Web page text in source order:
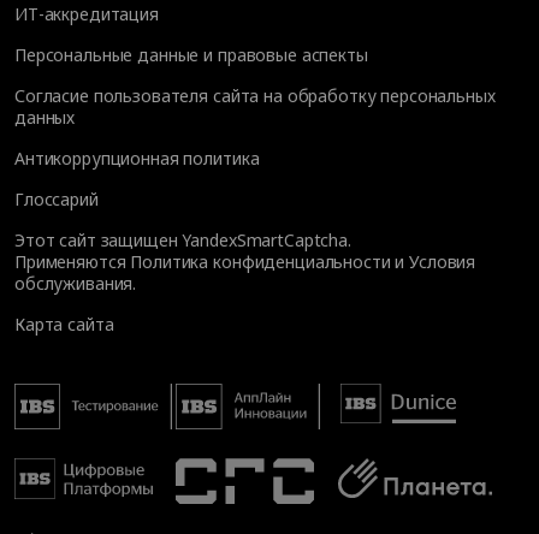
ИТ-аккредитация
Персональные данные и правовые аспекты
Согласие пользователя сайта на обработку персональных
данных
Антикоррупционная политика
Глоссарий
Этот сайт защищен YandexSmartCaptcha.
Применяются Политика конфиденциальности иУсловия
обслуживания.
Карта сайта